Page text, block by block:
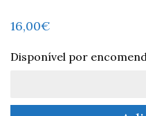
16,00€
Disponível por
Walter